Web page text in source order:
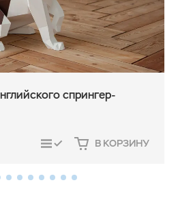
спрингер-
СРАВНИТЬ В КОРЗИНУ